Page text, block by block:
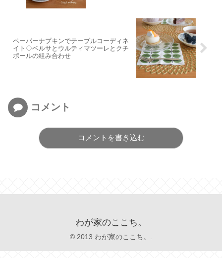
ペーパーナプキンでテーブルコーディネ
イト◇ベルサとウルティマツーレとクチ
ポールの組み合わせ
コメント
コメントを書き込む
わが家のここち。
© 2013 わが家のここち。.